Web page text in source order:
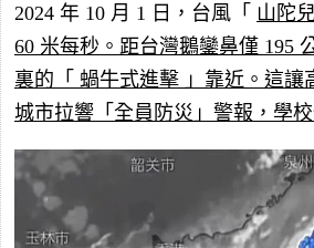
2024 年 10 月 1 日，台風「 山陀
60 米每秒。距台灣鵝鑾鼻僅 195
裏的「 蝸牛式進擊 」靠近。這讓
城市拉響「全員防災」警報，學